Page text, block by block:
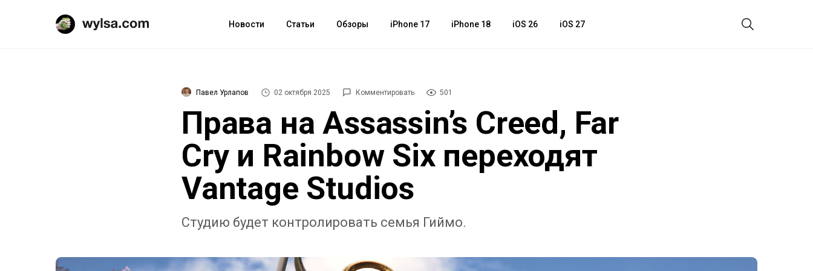
Новости Статьи Обзоры iPhone 17 iPhone 18 iOS 26 iOS 27
Павел Урлапов 02 октября 2025 Комментировать 501
Права на Assassin’s Creed, Far
Cry и Rainbow Six переходят
Vantage Studios
Студию будет контролировать семья Гиймо.